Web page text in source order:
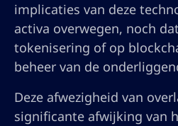
implicaties van deze
activa overwegen, noch
tokenisering of op
beheer van de
Deze afwezigheid van
significante afwijking van